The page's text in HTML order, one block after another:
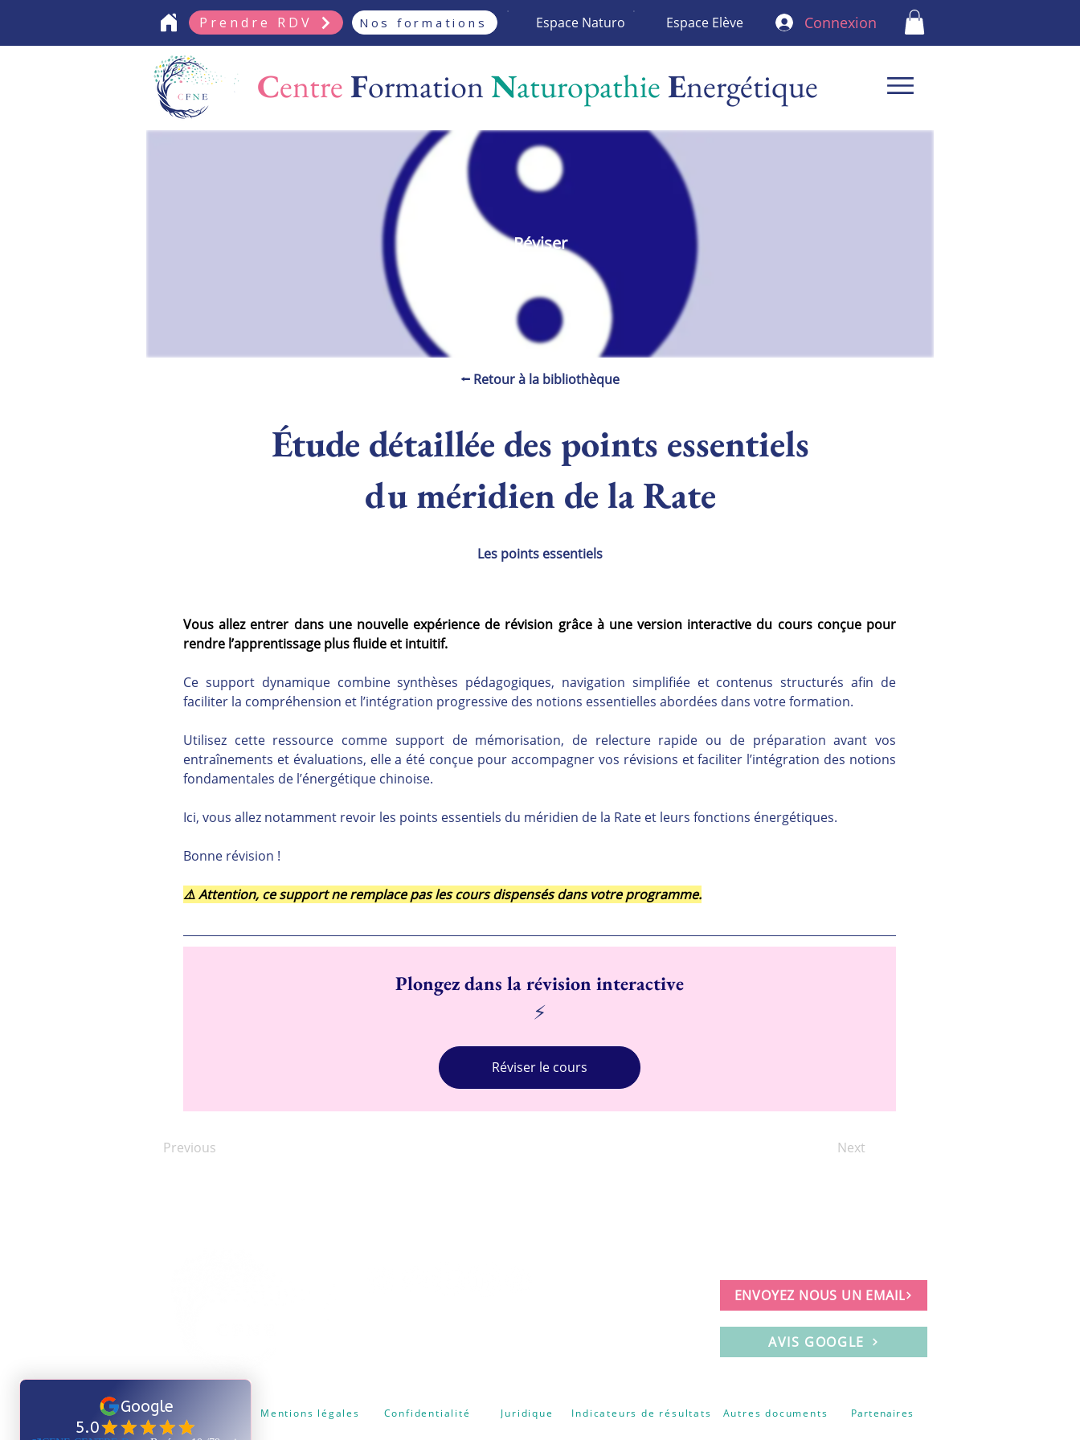
Prendre RDV Nos formations Espace Elève
Espace Naturo Connexion
CentreFormationNaturopathie Energétique
Réviser
⭠ Retour à la bibliothèque
Étude détaillée des points essentiels
du méridien de la Rate
Les points essentiels
Vous allez entrer dans une nouvelle expérience de révision grâce à une version interactive du cours conçue pour
rendre l’apprentissage plus fluide et intuitif.
Ce support dynamique combine synthèses pédagogiques, navigation simplifiée et contenus structurés afin de
faciliter la compréhension et l’intégration progressive des notions essentielles abordées dans votre formation.
Utilisez cette ressource comme support de mémorisation, de relecture rapide ou de préparation avant vos
entraînements et évaluations, elle a été conçue pour accompagner vos révisions et faciliter l’intégration des notions
fondamentales de l’énergétique chinoise.
Ici, vous allez notamment revoir les points essentiels du méridien de la Rate et leurs fonctions énergétiques.
Bonne révision !
⚠️ Attention, ce support ne remplace pas les cours dispensés dans votre programme.
Plongez dans la révision interactive
⚡
Réviser le cours
Previous Next
ENVOYEZ NOUS UN EMAIL
AVIS GOOGLE
Certificat Qualiopi Mentions légales Confidentialité Juridique Indicateurs de résultats Autres documents Partenaires